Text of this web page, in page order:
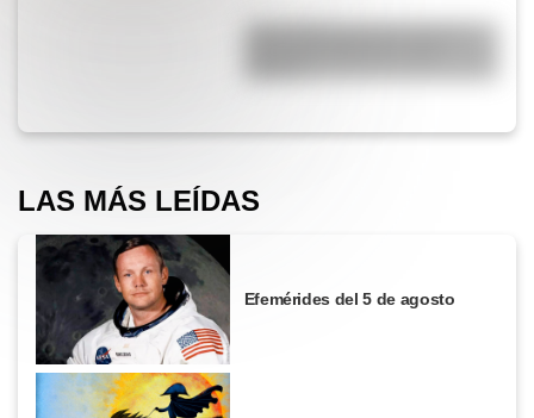
¿Qué diferencia hay entre un
LAS MÁS LEÍDAS
Efemérides del 5 de agosto